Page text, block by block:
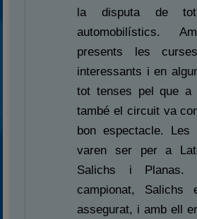
la disputa de tot
automobilístics.
presents les
interessants i en
tot tenses pel que a
també el circuit va
bon espectacle. Les
varen ser per a
Salichs i
campionat,
assegurat, i amb ell